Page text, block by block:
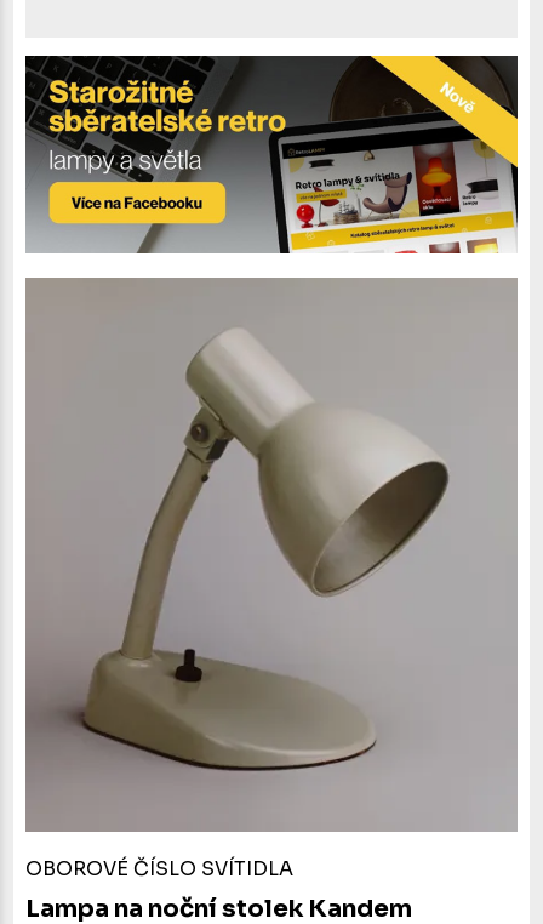
OBOROVÉ ČÍSLO SVÍTIDLA
Lampa na noční stolek Kandem